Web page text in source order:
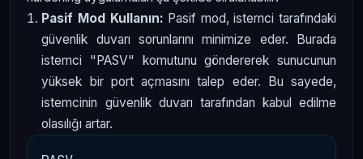
Pasif Mod Kullanın: Pasif mod, istemci tarafındaki
güvenlik duvarı sorunlarını minimize eder. Burada
istemci "PASV" komutunu göndererek sunucunun
yüksek bir port açmasını talep eder. Bu sayede,
istemcinin güvenlik duvarı tarafından kabul edilme
olasılığı artar.